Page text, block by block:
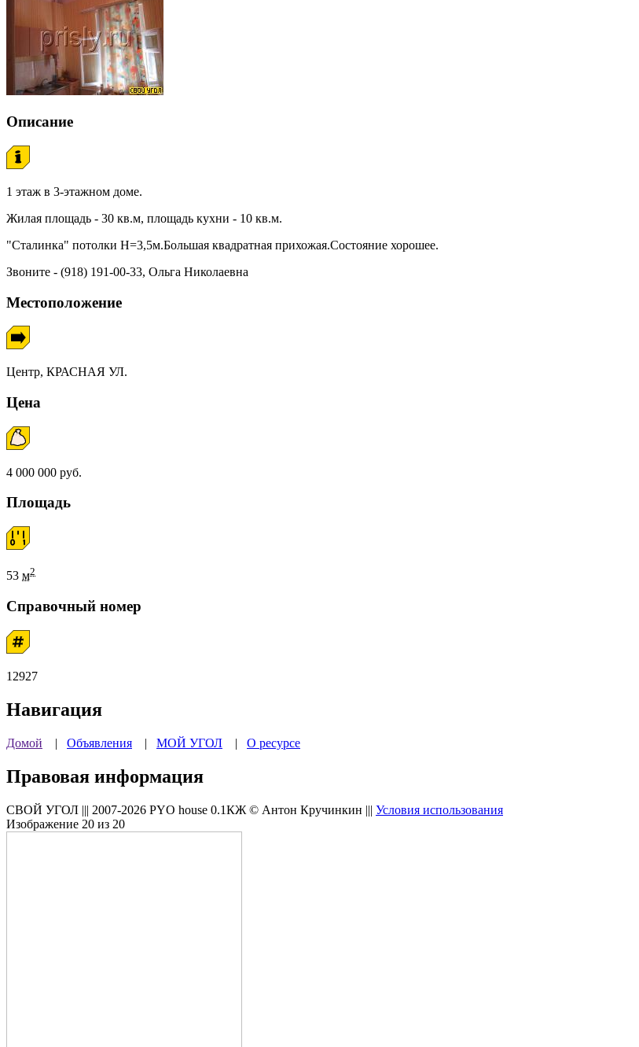
Описание
1 этаж в 3-этажном доме.
Жилая площадь - 30 кв.м, площадь кухни - 10 кв.м.
"Сталинка" потолки Н=3,5м.Большая квадратная прихожая.Состояние хорошее.
Звоните - (918) 191-00-33, Ольга Николаевна
Местоположение
Центр, КРАСНАЯ УЛ.
Цена
4 000 000 руб.
Площадь
53 м2
Справочный номер
12927
Навигация
Домой | Объявления | МОЙ УГОЛ | О ресурсе
Правовая информация
СВОЙ УГОЛ ||| 2007-2026 PYO house 0.1КЖ © Антон Кручинкин ||| Условия использования
Изображение 20 из 20